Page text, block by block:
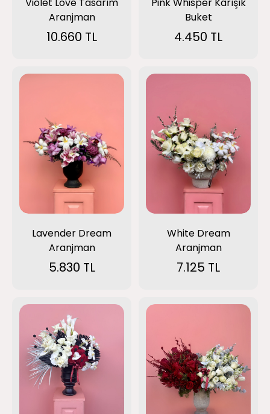
Violet Love Tasarım
Aranjman
10.660 TL
Pink Whisper Karışık
Buket
4.450 TL
Lavender Dream
Aranjman
5.830 TL
White Dream
Aranjman
7.125 TL